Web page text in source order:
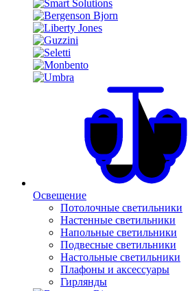
Освещение
Потолочные светильники
Настенные светильники
Напольные светильники
Подвесные светильники
Настольные светильники
Плафоны и аксессуары
Гирлянды